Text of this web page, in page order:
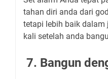
tahan diri anda dari
tetapi lebih baik dalam
kali setelah anda
7. Bangun